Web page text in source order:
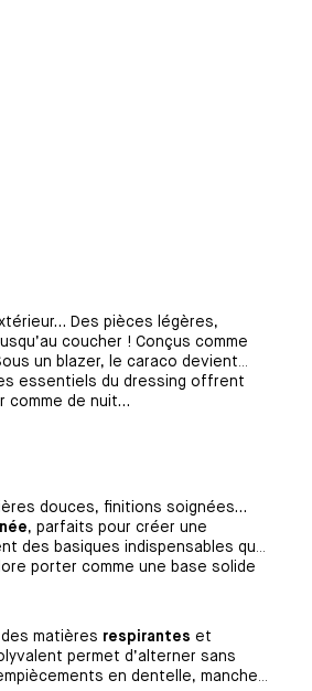
Des pièces légères,
coucher ! Conçus comme
un blazer, le caraco devient
essentiels du dressing offrent
comme de nuit…
douces, finitions soignées…
, parfaits pour créer une
des basiques indispensables qui
porter comme une base solide
matières respirantes et
permet d’alterner sans
en dentelle, manches